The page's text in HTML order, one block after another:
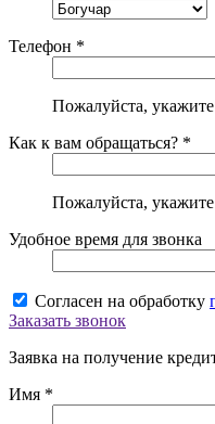
Телефон *
Пожалуйста,
Как к вам обращаться? *
Пожалуйста,
Удобное время для звонка
Согласен на обработку
Заказать звонок
Заявка на получение
Имя *